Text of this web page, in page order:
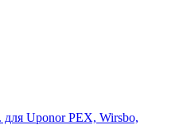
для Uponor PEX, Wirsbo,